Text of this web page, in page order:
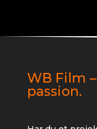
WB Film
passion.